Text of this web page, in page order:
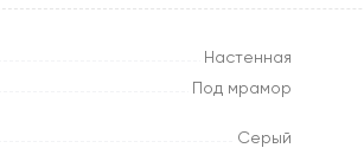
Настенная
Под мрамор
Серый